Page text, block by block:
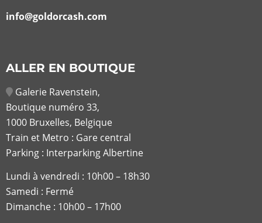
info@goldorcash.com
ALLER EN BOUTIQUE
Galerie Ravenstein,
Boutique numéro 33,
1000 Bruxelles, Belgique
Train et Metro : Gare central
Parking : Interparking Albertine
Lundi à vendredi : 10h00 – 18h30
Samedi : Fermé
Dimanche : 10h00 – 17h00